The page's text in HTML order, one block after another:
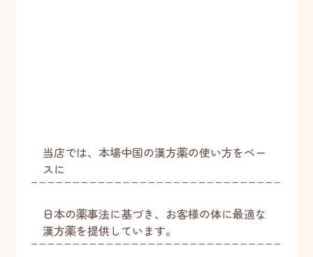
当店では、本場中国の漢方薬の使い方をベー
スに
日本の薬事法に基づき、お客様の体に最適な
漢方薬を提供しています。